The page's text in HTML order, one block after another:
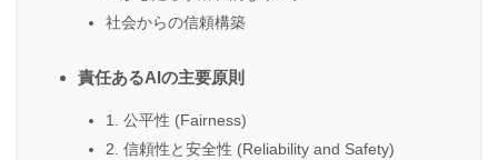
社会からの信頼構築
責任あるAIの主要原則
1. 公平性 (Fairness)
2. 信頼性と安全性 (Reliability and Safety)